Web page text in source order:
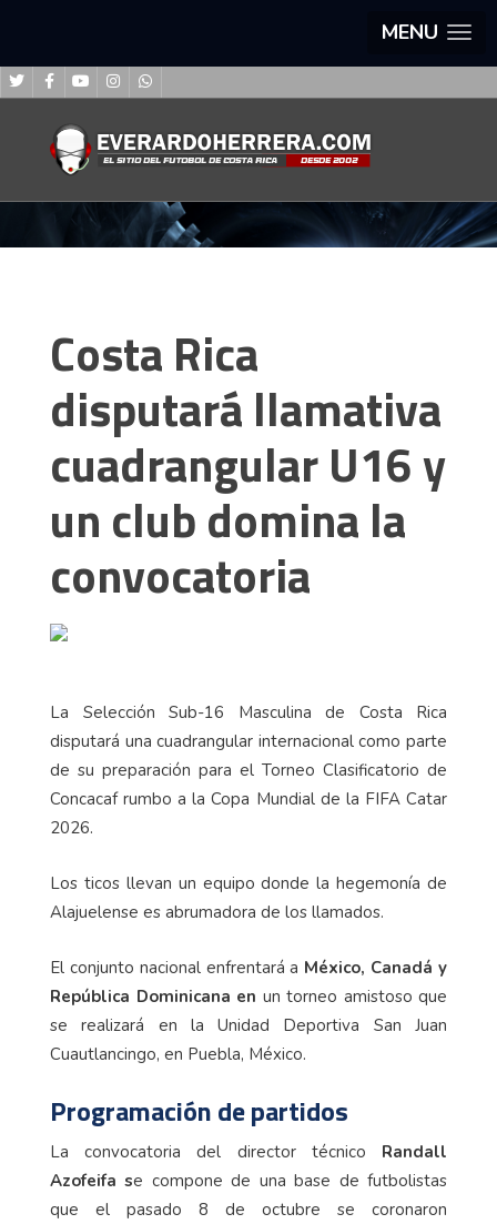
MENU
Costa Rica
disputará llamativa
cuadrangular U16 y
un club domina la
convocatoria
La Selección Sub-16 Masculina de Costa Rica
disputará una cuadrangular internacional como parte
de su preparación para el Torneo Clasificatorio de
Concacaf rumbo a la Copa Mundial de la FIFA Catar
2026.
Los ticos llevan un equipo donde la hegemonía de
Alajuelense es abrumadora de los llamados.
El conjunto nacional enfrentará a México, Canadá y
República Dominicana en un torneo amistoso que
se realizará en la Unidad Deportiva San Juan
Cuautlancingo, en Puebla, México.
Programación de partidos
La convocatoria del director técnico Randall
Azofeifa se compone de una base de futbolistas
que el pasado 8 de octubre se coronaron